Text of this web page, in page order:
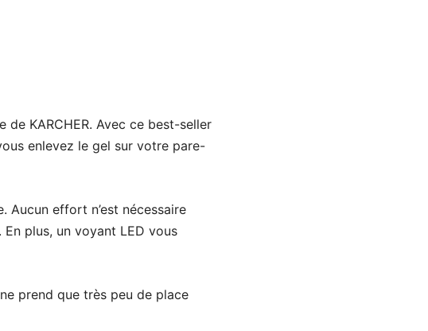
KARCHER. Avec ce best-seller
enlevez le gel sur votre pare-
Aucun effort n’est nécessaire
plus, un voyant LED vous
prend que très peu de place